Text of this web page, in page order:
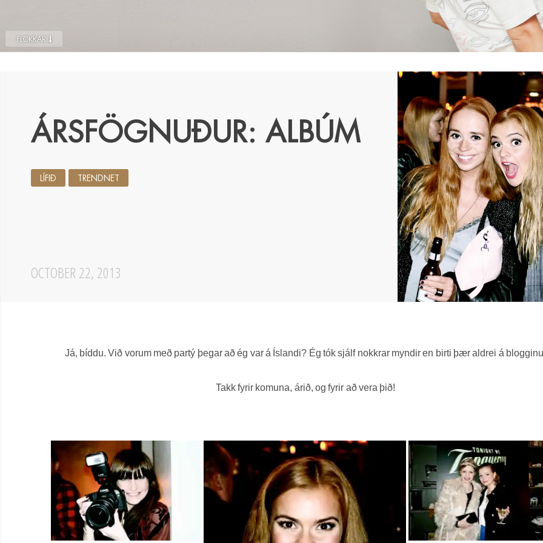
FLOKKAR
ÁRSFÖGNUÐUR: ALBÚM
OCTOBER 22, 2013
LÍFIÐ TRENDNET
Já, bíddu. Við vorum með partý þegar að ég var á Íslandi? Ég tók sjálf nokkrar myndir en birti þær aldrei á
Takk fyrir komuna, árið, og fyrir að vera þið!